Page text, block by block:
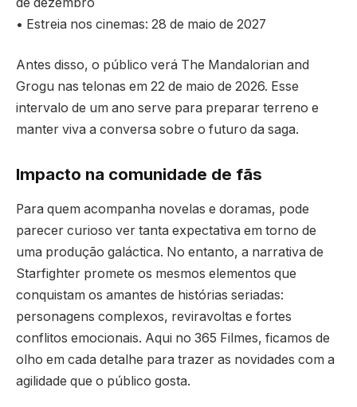
• Estreia nos cinemas: 28 de maio de 2027
Antes disso, o público verá The Mandalorian and
Grogu nas telonas em 22 de maio de 2026. Esse
intervalo de um ano serve para preparar terreno e
manter viva a conversa sobre o futuro da saga.
Impacto na comunidade de fãs
Para quem acompanha novelas e doramas, pode
parecer curioso ver tanta expectativa em torno de
uma produção galáctica. No entanto, a narrativa de
Starfighter promete os mesmos elementos que
conquistam os amantes de histórias seriadas:
personagens complexos, reviravoltas e fortes
conflitos emocionais. Aqui no 365 Filmes, ficamos de
olho em cada detalhe para trazer as novidades com a
agilidade que o público gosta.